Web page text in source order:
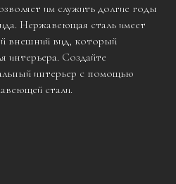
им служить долгие годы
Нержавеющая сталь имеет
внешний вид, который
интерьера. Создайте
интерьер с помощью
стали.